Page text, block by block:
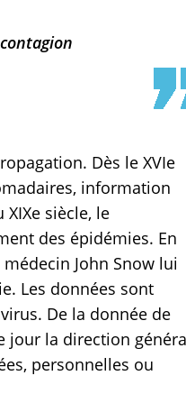
Dès le XVIe
information
siècle, le
des épidémies. En
John Snow lui
Les données sont
De la donnée de
jour la direction
personnelles ou